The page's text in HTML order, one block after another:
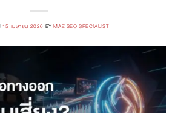
15 เมษายน 2026 BYMAZ SEO SPECIALIST